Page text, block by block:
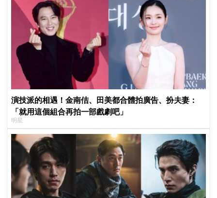
演技派的相遇！金南佶、田美都合體拍廣告、扮夫妻：
「就用這個組合再拍一部戲劇吧」
明星